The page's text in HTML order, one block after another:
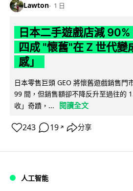
Lawton 1 日
日本二手遊戲店減
四成 "懷舊"在 Z 世代變
感」
日本零售巨頭 GEO 將懷舊遊戲銷售門
99 間，但銷售額卻不降反升至過往的
收」奇蹟，...
閱讀全文
243 19 ↗ 分享
人工智能